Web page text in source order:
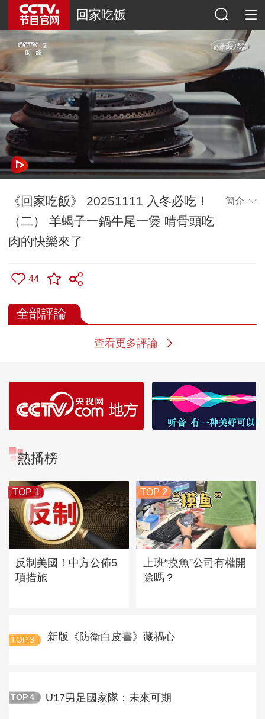
回家吃饭
《回家吃飯》 20251111 入冬必吃！
（二） 羊蝎子一鍋牛尾一煲 啃骨頭吃
肉的快樂來了
簡介
44
全部評論
查看更多評論
熱播榜
TOP 1
反制美國！中方公佈5
項措施
TOP 2
上班“摸魚”公司有權開
除嗎？
TOP 3 新版《防衛白皮書》藏禍心
TOP 4 U17男足國家隊：未來可期